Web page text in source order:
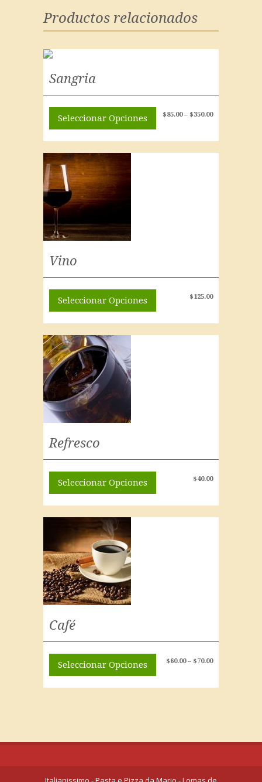
Productos relacionados
Sangria
$85.00– $350.00
Seleccionar Opciones
Vino
$125.00
Seleccionar Opciones
Refresco
$40.00
Seleccionar Opciones
Café
$60.00– $70.00
Seleccionar Opciones